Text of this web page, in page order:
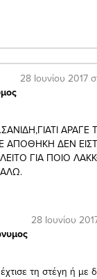
28 Ιουνίου 2017
ΑΡΑΓΕ
ΑΠΟΘΗΚΗ ΔΕΝ
ΓΙΑ ΠΟΙΟ
28 Ιουνίου
τη στέγη ή με